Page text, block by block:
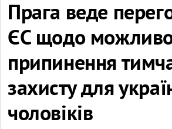
Прага веде
ЄС щодо
припинення
захисту для
чоловіків